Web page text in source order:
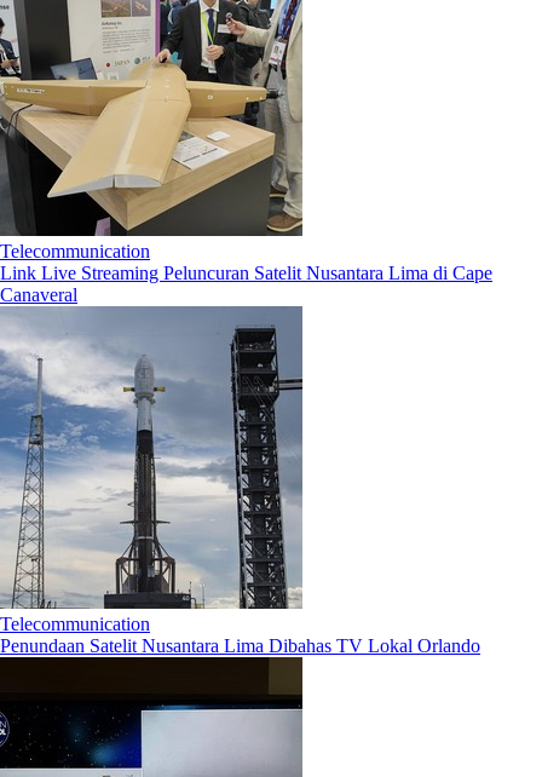
Telecommunication
Link Live Streaming Peluncuran Satelit Nusantara Lima di Cape
Canaveral
Telecommunication
Penundaan Satelit Nusantara Lima Dibahas TV Lokal Orlando